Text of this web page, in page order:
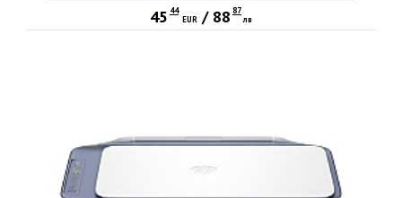
45 44
EUR / 88 87
лв